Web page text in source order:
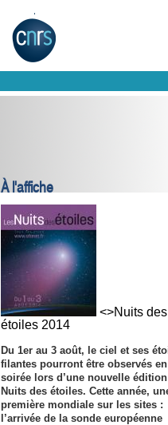
À l'affiche
<>Nuits des
étoiles 2014
Du 1er au 3 août, le ciel et ses
filantes pourront être observés en
soirée lors d’une nouvelle
Nuits des étoiles. Cette année,
première mondiale sur les sites :
l’arrivée de la sonde européenne